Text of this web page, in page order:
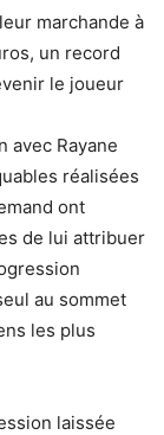
marchande à
un record
le joueur
avec Rayane
réalisées
ont
de lui attribuer
au sommet
les plus
laissée